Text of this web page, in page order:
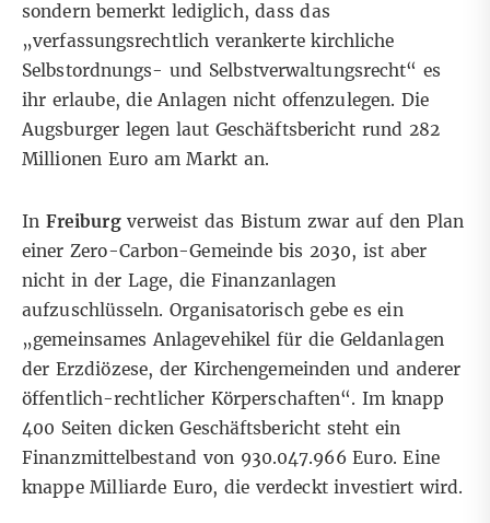
sondern bemerkt lediglich, dass das
„verfassungsrechtlich verankerte kirchliche
Selbstordnungs- und Selbstverwaltungsrecht“ es
ihr erlaube, die Anlagen nicht offenzulegen. Die
Augsburger legen laut Geschäftsbericht rund 282
Millionen Euro am Markt an.
In Freiburgverweist das Bistum zwar auf den Plan
einer Zero-Carbon-Gemeinde bis 2030, ist aber
nicht in der Lage, die Finanzanlagen
aufzuschlüsseln. Organisatorisch gebe es ein
„gemeinsames Anlagevehikel für die Geldanlagen
der Erzdiözese, der Kirchengemeinden und anderer
öffentlich-rechtlicher Körperschaften“. Im knapp
400 Seiten dickenGeschäftsbericht steht ein
Finanzmittelbestand von 930.047.966 Euro. Eine
knappe Milliarde Euro, die verdeckt investiert wird.